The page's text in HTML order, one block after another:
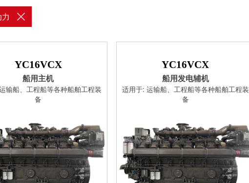
YC16VCX
船用主机
输船、工程船等各种船舶工程装
备
YC16VCX
船用发电辅机
适用于: 运输船、工程船等各种船舶工程装
备